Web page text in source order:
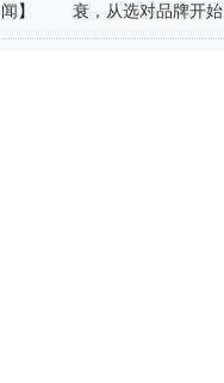
闻】
衰，从选对品牌开始